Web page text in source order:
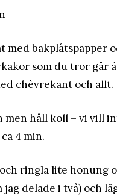
med bakplåtspapper
som du tror går
chèvrekant och allt.
men håll koll – vi vill
4 min.
ringla lite honung
delade i två) och